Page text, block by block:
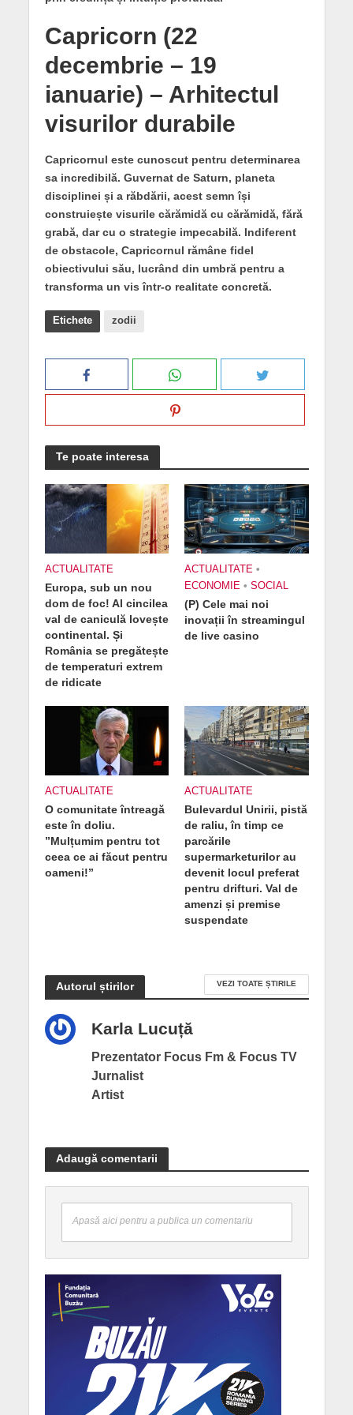
Capricorn (22
decembrie – 19
ianuarie) – Arhitectul
visurilor durabile
Capricornul este cunoscut pentru determinarea
sa incredibilă. Guvernat de Saturn, planeta
disciplinei și a răbdării, acest semn își
construiește visurile cărămidă cu cărămidă, fără
grabă, dar cu o strategie impecabilă. Indiferent
de obstacole, Capricornul rămâne fidel
obiectivului său, lucrând din umbră pentru a
transforma un vis într-o realitate concretă.
Etichete zodii
Te poate interesa
ACTUALITATE
Europa, sub un nou
dom de foc! Al cincilea
val de caniculă lovește
continental. Și
România se pregătește
de temperaturi extrem
de ridicate
ACTUALITATE •
ECONOMIE • SOCIAL
(P) Cele mai noi
inovații în streamingul
de live casino
ACTUALITATE
O comunitate întreagă
este în doliu.
”Mulțumim pentru tot
ceea ce ai făcut pentru
oameni!”
ACTUALITATE
Bulevardul Unirii, pistă
de raliu, în timp ce
parcările
supermarketurilor au
devenit locul preferat
pentru drifturi. Val de
amenzi și premise
suspendate
Autorul știrilor VEZI TOATE ȘTIRILE
Karla Lucuță
Prezentator Focus Fm & Focus TV
Jurnalist
Artist
Adaugă comentarii
Apasă aici pentru a publica un comentariu